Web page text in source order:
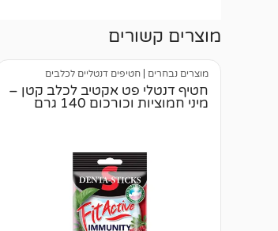
מוצרים קשורים
מוצרים נבחרים חטיפים דנטליים לכלבים
חטיף דנטלי פט אקטיב לכלב קטן –
מיני חמוציות וכורכום 140 גרם